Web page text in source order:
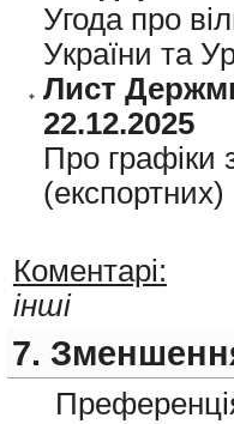
Угода про
України та
Лист
22.12.2025
Про графiки
Коментарі:
інші
7.